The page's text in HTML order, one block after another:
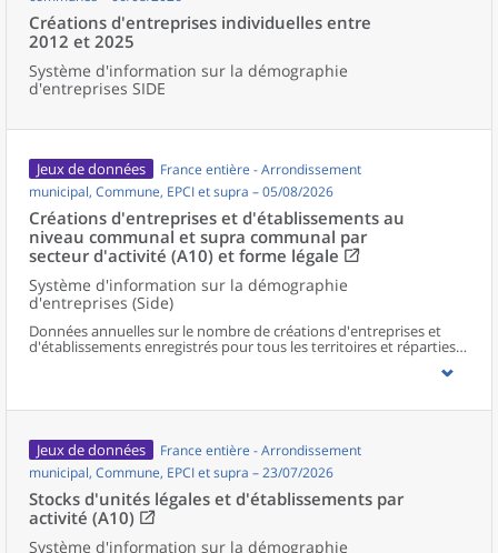
Créations d'entreprises individuelles entre
2012 et 2025
Système d'information sur la démographie
d'entreprises SIDE
Jeux de données
France entière - Arrondissement
municipal, Commune, EPCI et supra – 05/08/2026
Créations d'entreprises et d'établissements au
niveau communal et supra communal par
secteur d'activité (A10) et forme légale
Système d'information sur la démographie
d'entreprises (Side)
Données annuelles sur le nombre de créations d'entreprises et
d'établissements enregistrés pour tous les territoires et réparties
selon le secteur d’activité et la forme légale.
Jeux de données
France entière - Arrondissement
municipal, Commune, EPCI et supra – 23/07/2026
Stocks d'unités légales et d'établissements par
activité (A10)
Système d'information sur la démographie